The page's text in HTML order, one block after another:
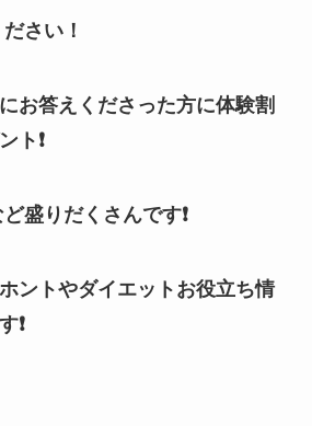
さい！
お答えくださった方に体験割
ト❗
盛りだくさんです❗
ントやダイエットお役立ち情
❗